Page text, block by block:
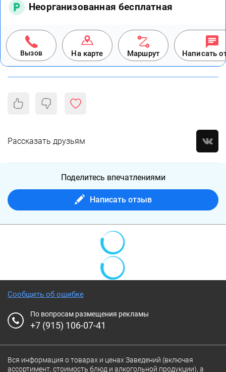
Неорганизованная бесплатная
Вызов На карте Маршрут Написать
Рассказать друзьям
Поделитесь впечатлениями
Написать отзыв
Сообщить об ошибке
По вопросам размещения рекламы
+7 (915) 106-07-41
Вся информация о товарах и ценах Заведений (включая
ассортимент, стоимость блюд и алкогольной продукции), а